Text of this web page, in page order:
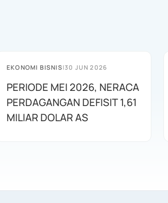
EKONOMI BISNIS|30 JUN 2026
PERIODE MEI 2026, NERACA
PERDAGANGAN DEFISIT 1,61
MILIAR DOLAR AS